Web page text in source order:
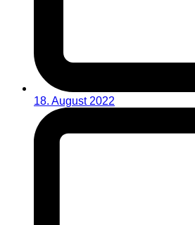
18. August 2022